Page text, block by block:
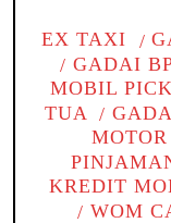
EX TAXI
GADAI
MOBIL
TUA
MOTOR
KREDIT
WOM